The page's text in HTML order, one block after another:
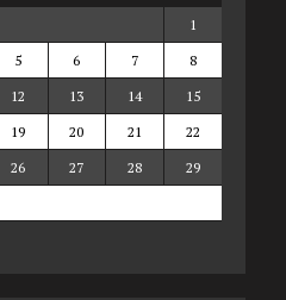
1
5 6 7
8
12 13 14
15
19 20 21
22
26 27 28
29